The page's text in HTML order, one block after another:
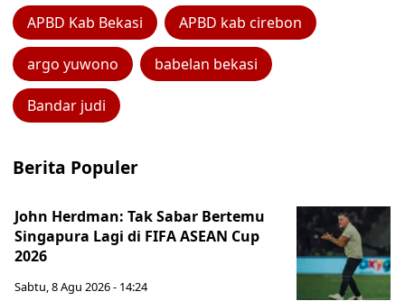
APBD Kab Bekasi APBD kab cirebon
argo yuwono babelan bekasi
Bandar judi
Berita Populer
John Herdman: Tak Sabar Bertemu
Singapura Lagi di FIFA ASEAN Cup
2026
Sabtu, 8 Agu 2026 - 14:24